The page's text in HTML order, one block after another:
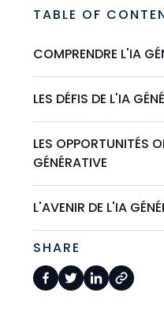
TABLE OF
COMPRENDRE L'IA
LES DÉFIS DE L'IA
LES OPPORTUNITÉS
GÉNÉRATIVE
L'AVENIR DE L'IA
SHARE